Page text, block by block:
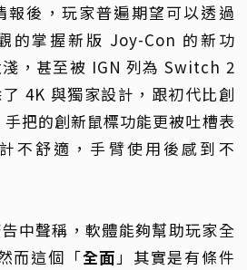
報後，玩家普遍期望可以透過
的掌握新版 Joy-Con 的新功
，甚至被 IGN 列為 Switch 2
4K 與獨家設計，跟初代比創
把的創新鼠標功能更被吐槽表
不舒適，手臂使用後感到不
中聲稱，軟體能夠幫助玩家全
而這個「全面」其實是有條件